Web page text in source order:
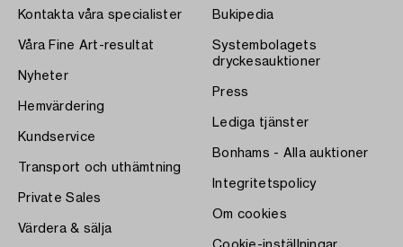
Kontakta våra specialister
Våra Fine Art-resultat
Nyheter
Hemvärdering
Kundservice
Transport och uthämtning
Private Sales
Värdera & sälja
Bukipedia
Systembolagets
dryckesauktioner
Press
Lediga tjänster
Bonhams - Alla auktioner
Integritetspolicy
Om cookies